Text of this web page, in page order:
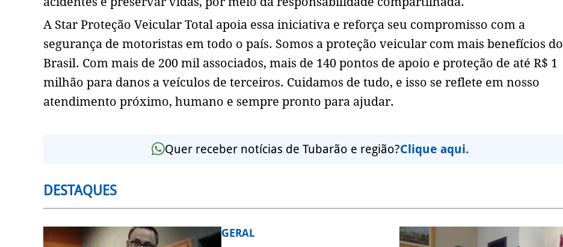
A Star Proteção Veicular Total apoia essa iniciativa e reforça seu compromisso com a
segurança de motoristas em todo o país. Somos a proteção veicular com mais benefícios do
Brasil. Com mais de 200 mil associados, mais de 140 pontos de apoio e proteção de até R$ 1
milhão para danos a veículos de terceiros. Cuidamos de tudo, e isso se reflete em nosso
atendimento próximo, humano e sempre pronto para ajudar.
Quer receber notícias de Tubarão e região?Clique aqui.
DESTAQUES
GERAL